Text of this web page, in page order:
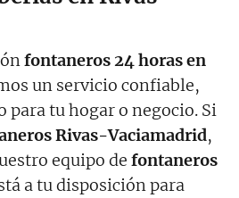
fontaneros 24 horas en
un servicio confiable,
para tu hogar o negocio. Si
Rivas-Vaciamadrid,
equipo de fontaneros
a tu disposición para